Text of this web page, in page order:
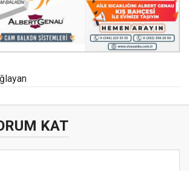
KAT